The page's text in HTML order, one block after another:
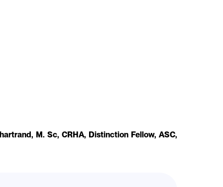
M. Sc, CRHA, Distinction Fellow, ASC,